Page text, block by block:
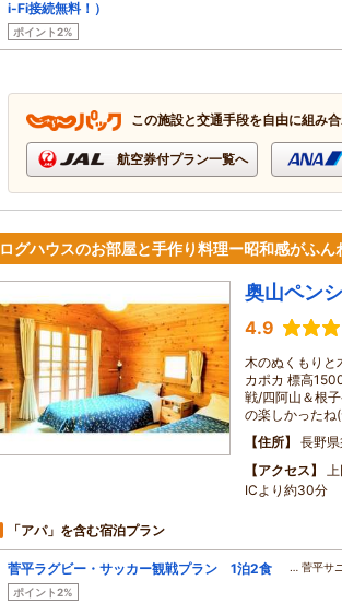
i-Fi接続無料！）
ポイント2%
この施設と交通手段を自由に組み
航空券付プラン一覧へ
ログハウスのお部屋と手作り料理ー昭和感がふん
奥山ペン
4.9
木のぬくもりと
カポカ 標高
戦/四阿山＆根
の楽しかったね
住所
長野
アクセス
ICより約30分
「アパ」を含む宿泊プラン
菅平ラグビー・サッカー観戦プラン 1泊2食
ポイント2%
… 菅平サニ